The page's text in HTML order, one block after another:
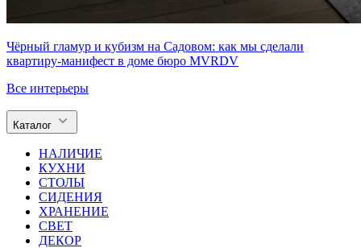
Чёрный гламур и кубизм на Садовом: как мы сделали
квартиру-манифест в доме бюро MVRDV
Все интерьеры
Каталог
НАЛИЧИЕ
КУХНИ
СТОЛЫ
СИДЕНИЯ
ХРАНЕНИЕ
СВЕТ
ДЕКОР